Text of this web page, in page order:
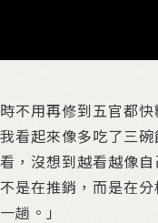
用再修到五官都快
看起來像多吃了三
，沒想到越看越像
是在推銷，而是在
趟。」